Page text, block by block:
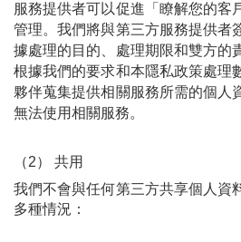
服務提供者可以促進「瞭解您的客
管理。我們將與第三方服務提供者
據處理的目的、處理期限和雙方的
根據我們的要求和本隱私政策處理
夥伴蒐集提供相關服務所需的個人
無法使用相關服務。
（2） 共用
我們不會與任何第三方共享個人資
多種情況：